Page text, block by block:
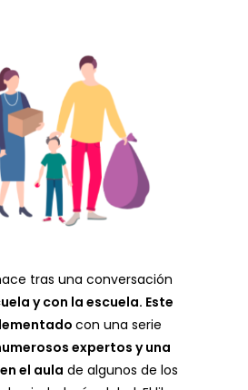
tras una conversación
y con la escuela. Este
con una serie
expertos y una
el aula de algunos de los